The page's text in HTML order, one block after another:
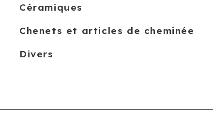
Céramiques
Chenets et articles de cheminée
Divers